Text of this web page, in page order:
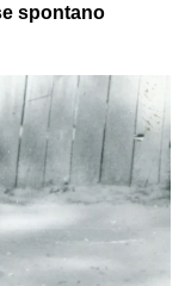
spontano